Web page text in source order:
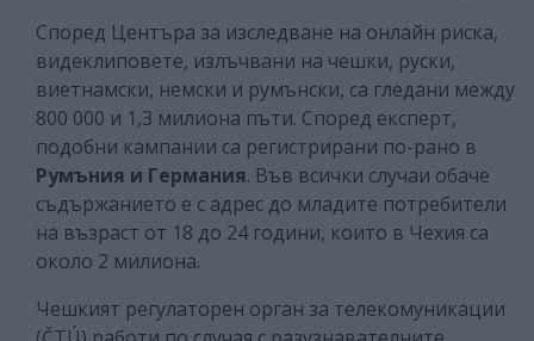
Според Центъра за изследване на онлайн риска,
видеклиповете, излъчвани на чешки, руски,
виетнамски, немски и румънски, са гледани между
800 000 и 1,3 милиона пъти. Според експерт,
подобни кампании са регистрирани по-рано в
Румъния и Германия. Във всички случаи обаче
съдържанието е с адрес до младите потребители
на възраст от 18 до 24 години, които в Чехия са
около 2 милиона.
Чешкият регулаторен орган за телекомуникации